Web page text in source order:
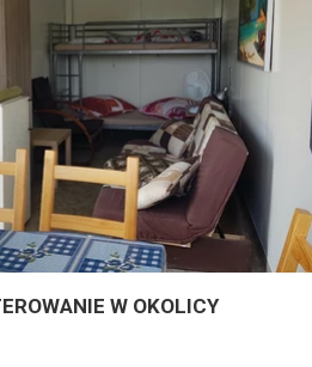
W OKOLICY